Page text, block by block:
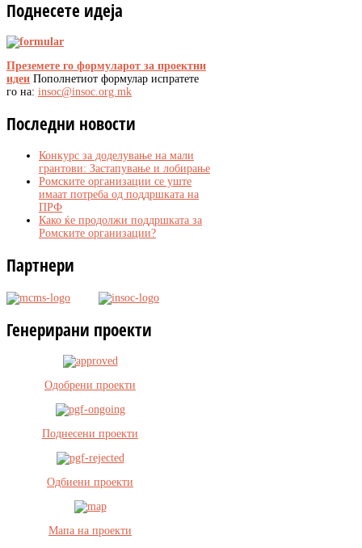
Поднесете идеја
Преземете го формуларот за проектни
идеи Пополнетиот формулар испратете
го на: insoc@insoc.org.mk
Последни новости
Конкурс за доделување на мали
грантови: Застапување и лобирање
Ромските организации се уште
имаат потреба од поддршката на
ПРФ
Како ќе продолжи поддршката за
Ромските организации?
Партнери
Генерирани проекти
Одобрени проекти
Поднесени проекти
Одбиени проекти
Мапа на проекти